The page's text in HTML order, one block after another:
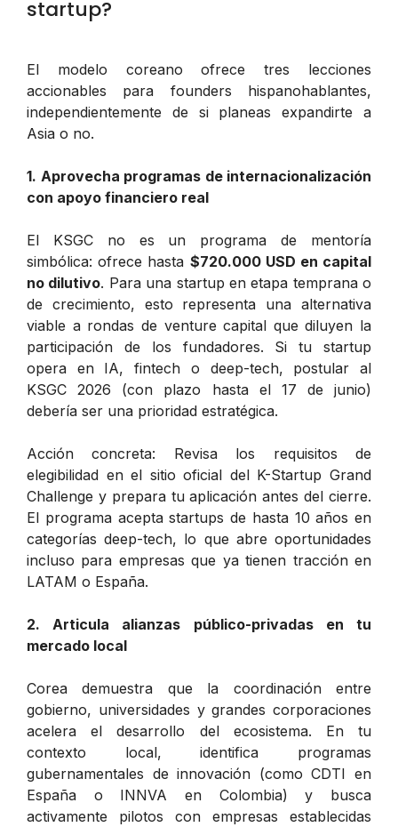
startup?
El modelo coreano ofrece tres lecciones
accionables para founders hispanohablantes,
independientemente de si planeas expandirte a
Asia o no.
1. Aprovecha programas de internacionalización
con apoyo financiero real
El KSGC no es un programa de mentoría
simbólica: ofrece hasta $720.000 USD en capital
no dilutivo. Para una startup en etapa temprana o
de crecimiento, esto representa una alternativa
viable a rondas de venture capital que diluyen la
participación de los fundadores. Si tu startup
opera en IA, fintech o deep-tech, postular al
KSGC 2026 (con plazo hasta el 17 de junio)
debería ser una prioridad estratégica.
Acción concreta: Revisa los requisitos de
elegibilidad en el sitio oficial del K-Startup Grand
Challenge y prepara tu aplicación antes del cierre.
El programa acepta startups de hasta 10 años en
categorías deep-tech, lo que abre oportunidades
incluso para empresas que ya tienen tracción en
LATAM o España.
2. Articula alianzas público-privadas en tu
mercado local
Corea demuestra que la coordinación entre
gobierno, universidades y grandes corporaciones
acelera el desarrollo del ecosistema. En tu
contexto local, identifica programas
gubernamentales de innovación (como CDTI en
España o INNVA en Colombia) y busca
activamente pilotos con empresas establecidas